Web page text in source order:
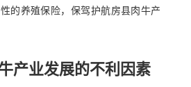
的养殖保险，保驾护航房县肉牛产
产业发展的不利因素